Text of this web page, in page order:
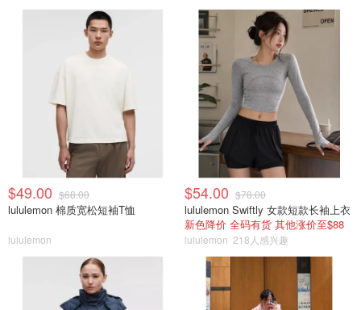
$49.00 $68.00
lululemon 棉质宽松短袖T恤
lululemon
$54.00 $78.00
lululemon Swiftly 女款短款长袖上衣
新色降价 全码有货 其他涨价至$88
lululemon 218人感兴趣